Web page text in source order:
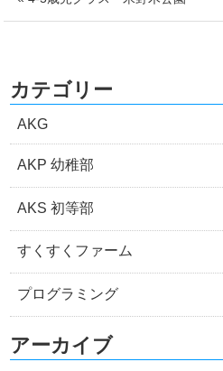
カテゴリー
AKG
AKP 幼稚部
AKS 初等部
すくすくファーム
プログラミング
アーカイブ